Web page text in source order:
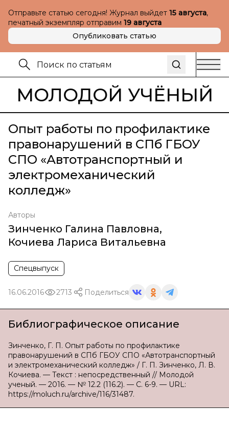
Отправьте статью сегодня! Журнал выйдет 15 августа,
печатный экземпляр отправим 19 августа
Опубликовать статью
МОЛОДОЙ УЧЁНЫЙ
Опыт работы по профилактике
правонарушений в СПб ГБОУ
СПО «Автотранспортный и
электромеханический
колледж»
Авторы
Зинченко Галина Павловна,
Кочиева Лариса Витальевна
Спецвыпуск
16.06.2016 2713 Поделиться
Библиографическое описание
Зинченко, Г. П. Опыт работы по профилактике
правонарушений в СПб ГБОУ СПО «Автотранспортный
и электромеханический колледж» / Г. П. Зинченко, Л. В.
Кочиева. — Текст : непосредственный // Молодой
ученый. — 2016. — № 12.2 (116.2). — С. 6-9. — URL:
https://moluch.ru/archive/116/31487.